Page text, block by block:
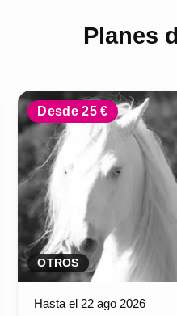
Planes
Desde 25 €
OTROS
Hasta el 22 ago 2026